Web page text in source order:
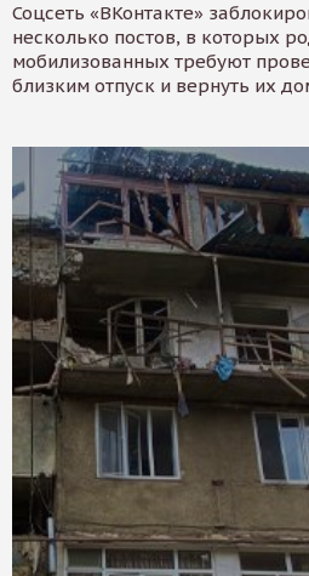
Соцсеть «ВКонтакте»
несколько постов, в которых
мобилизованных требуют
близким отпуск и вернуть их